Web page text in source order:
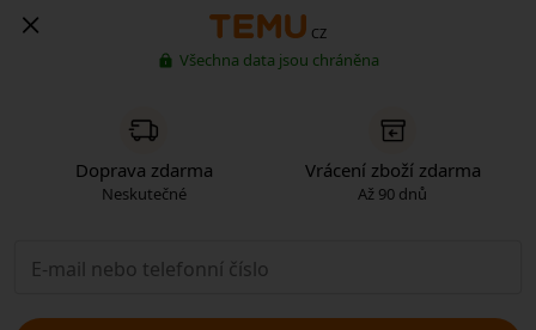
CZ
Všechna data jsou chráněna
Doprava zdarma
Neskutečné
Vrácení zboží zdarma
Až 90 dnů